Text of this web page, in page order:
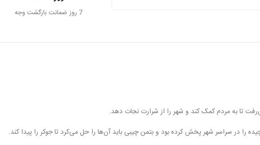
7 روز ضمانت بازگشت وجه
تا به مردم کمک کند و شهر را از شرارت نجات دهد.
در سراسر شهر پخش کرده بود و بتمن چیبی باید آن‌ها را حل می‌کرد تا جوکر را پیدا کند.